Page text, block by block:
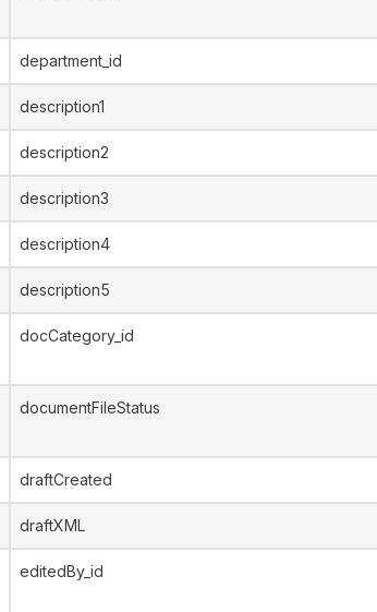
department_id
description1
description2
description3
description4
description5
docCategory_id
documentFileStatus
draftCreated
draftXML
editedBy_id